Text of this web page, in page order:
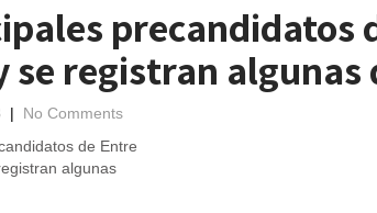
precandidatos
se registran algunas
| No Comments